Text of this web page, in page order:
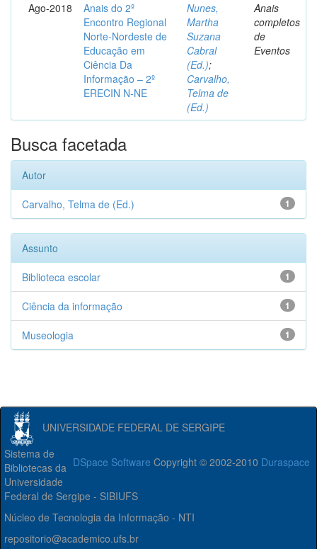
Ago-2018
Anais do 2º
Encontro Regional
Norte-Nordeste de
Educação em
Ciência Da
Informação – 2º
ERECIN N-NE
Nunes,
Martha
Suzana
Cabral
(Ed.);
Carvalho,
Telma de
(Ed.)
Anais
completos
de
Eventos
Busca facetada
Autor
1
Carvalho, Telma de (Ed.)
Assunto
1
Biblioteca escolar
1
Ciência da informação
1
Museologia
UNIVERSIDADE FEDERAL DE SERGIPE
DSpace Software Copyright © 2002-2010 Duraspace
Sistema de
Bibliotecas da
Universidade
Federal de Sergipe - SIBIUFS
Núcleo de Tecnologia da Informação - NTI
repositorio@academico.ufs.br